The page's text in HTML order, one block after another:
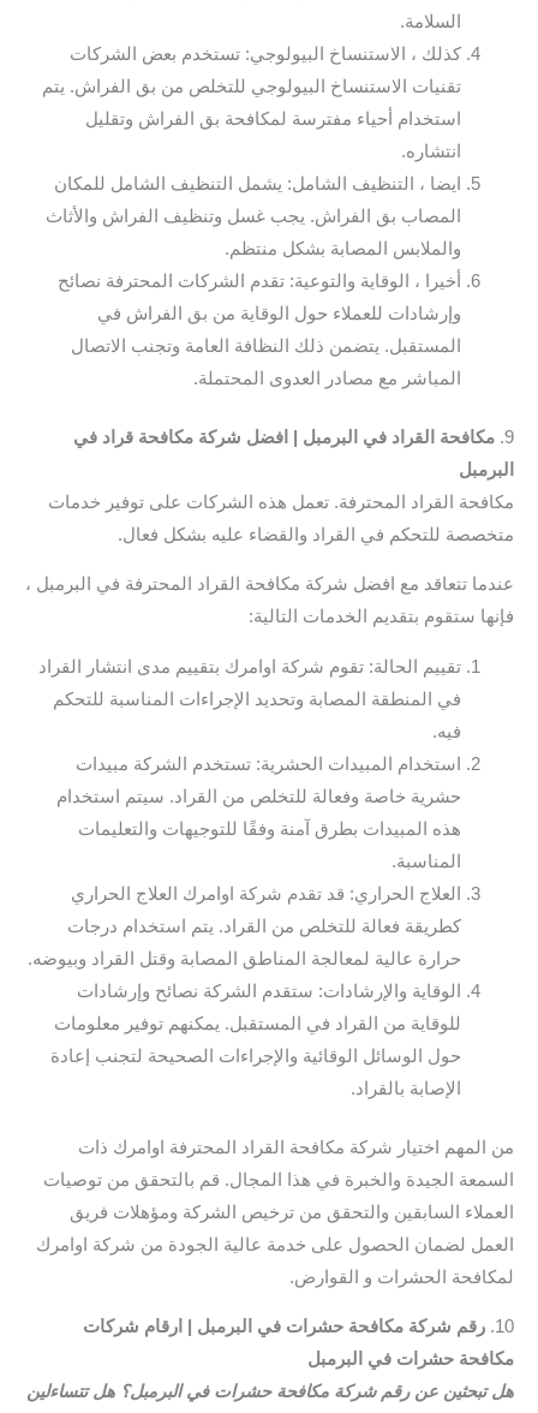
السلامة.
كذلك ، الاستنساخ البيولوجي: تستخدم بعض الشركات
تقنيات الاستنساخ البيولوجي للتخلص من بق الفراش. يتم
استخدام أحياء مفترسة لمكافحة بق الفراش وتقليل
انتشاره.
ايضا ، التنظيف الشامل: يشمل التنظيف الشامل للمكان
المصاب بق الفراش. يجب غسل وتنظيف الفراش والأثاث
والملابس المصابة بشكل منتظم.
أخيرا ، الوقاية والتوعية: تقدم الشركات المحترفة نصائح
وإرشادات للعملاء حول الوقاية من بق الفراش في
المستقبل. يتضمن ذلك النظافة العامة وتجنب الاتصال
المباشر مع مصادر العدوى المحتملة.
9. مكافحة القراد في البرمبل | افضل شركة مكافحة قراد في
البرمبل
مكافحة القراد المحترفة. تعمل هذه الشركات على توفير خدمات
متخصصة للتحكم في القراد والقضاء عليه بشكل فعال.
عندما تتعاقد مع افضل شركة مكافحة القراد المحترفة في البرمبل ،
فإنها ستقوم بتقديم الخدمات التالية:
تقييم الحالة: تقوم شركة اوامرك بتقييم مدى انتشار القراد
في المنطقة المصابة وتحديد الإجراءات المناسبة للتحكم
فيه.
استخدام المبيدات الحشرية: تستخدم الشركة مبيدات
حشرية خاصة وفعالة للتخلص من القراد. سيتم استخدام
هذه المبيدات بطرق آمنة وفقًا للتوجيهات والتعليمات
المناسبة.
العلاج الحراري: قد تقدم شركة اوامرك العلاج الحراري
كطريقة فعالة للتخلص من القراد. يتم استخدام درجات
حرارة عالية لمعالجة المناطق المصابة وقتل القراد وبيوضه.
الوقاية والإرشادات: ستقدم الشركة نصائح وإرشادات
للوقاية من القراد في المستقبل. يمكنهم توفير معلومات
حول الوسائل الوقائية والإجراءات الصحيحة لتجنب إعادة
الإصابة بالقراد.
من المهم اختيار شركة مكافحة القراد المحترفة اوامرك ذات
السمعة الجيدة والخبرة في هذا المجال. قم بالتحقق من توصيات
العملاء السابقين والتحقق من ترخيص الشركة ومؤهلات فريق
العمل لضمان الحصول على خدمة عالية الجودة من شركة اوامرك
لمكافحة الحشرات و القوارض.
10. رقم شركة مكافحة حشرات في البرمبل | ارقام شركات
مكافحة حشرات في البرمبل
هل تبحثين عن رقم شركة مكافحة حشرات في البرمبل؟ هل تتساءلين